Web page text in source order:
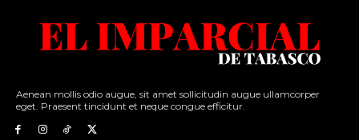
Aenean mollis odio augue, sit amet sollicitudin augue ullamcorper
eget. Praesent tincidunt et neque congue efficitur.